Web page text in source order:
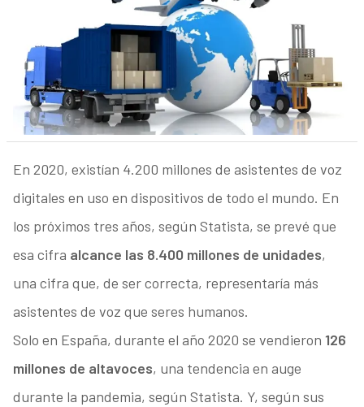
En 2020, existían 4.200 millones de asistentes de voz
digitales en uso en dispositivos de todo el mundo. En
los próximos tres años, según Statista, se prevé que
esa cifra alcance las 8.400 millones de unidades,
una cifra que, de ser correcta, representaría más
asistentes de voz que seres humanos.
Solo en España, durante el año 2020 se vendieron 126
millones de altavoces, una tendencia en auge
durante la pandemia, según Statista. Y, según sus